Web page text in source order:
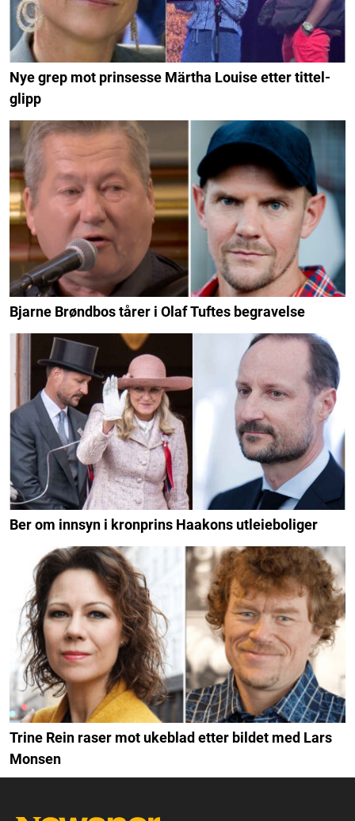
Nye grep mot prinsesse Märtha Louise etter tittel-
glipp
Bjarne Brøndbos tårer i Olaf Tuftes begravelse
Ber om innsyn i kronprins Haakons utleieboliger
Trine Rein raser mot ukeblad etter bildet med Lars
Monsen